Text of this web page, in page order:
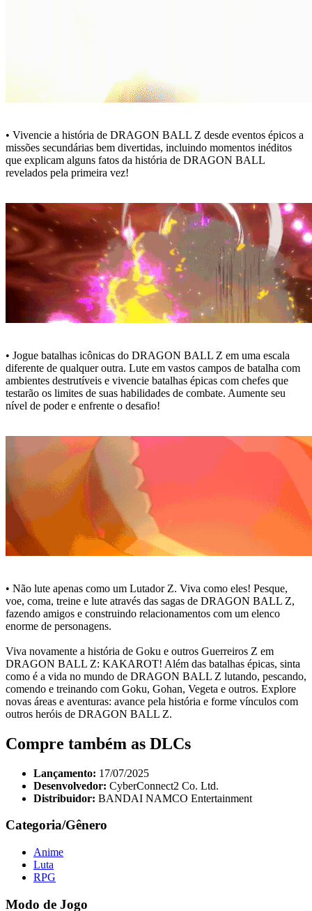
• Vivencie a história de DRAGON BALL Z desde eventos épicos a
missões secundárias bem divertidas, incluindo momentos inéditos
que explicam alguns fatos da história de DRAGON BALL
revelados pela primeira vez!
• Jogue batalhas icônicas do DRAGON BALL Z em uma escala
diferente de qualquer outra. Lute em vastos campos de batalha com
ambientes destrutíveis e vivencie batalhas épicas com chefes que
testarão os limites de suas habilidades de combate. Aumente seu
nível de poder e enfrente o desafio!
• Não lute apenas como um Lutador Z. Viva como eles! Pesque,
voe, coma, treine e lute através das sagas de DRAGON BALL Z,
fazendo amigos e construindo relacionamentos com um elenco
enorme de personagens.
Viva novamente a história de Goku e outros Guerreiros Z em
DRAGON BALL Z: KAKAROT! Além das batalhas épicas, sinta
como é a vida no mundo de DRAGON BALL Z lutando, pescando,
comendo e treinando com Goku, Gohan, Vegeta e outros. Explore
novas áreas e aventuras: avance pela história e forme vínculos com
outros heróis de DRAGON BALL Z.
Compre também as DLCs
Lançamento: 17/07/2025
Desenvolvedor: CyberConnect2 Co. Ltd.
Distribuidor: BANDAI NAMCO Entertainment
Categoria/Gênero
Anime
Luta
RPG
Modo de Jogo